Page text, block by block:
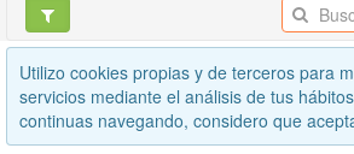
Utilizo cookies propias y de terceros para
servicios mediante el análisis de tus
continuas navegando, considero que